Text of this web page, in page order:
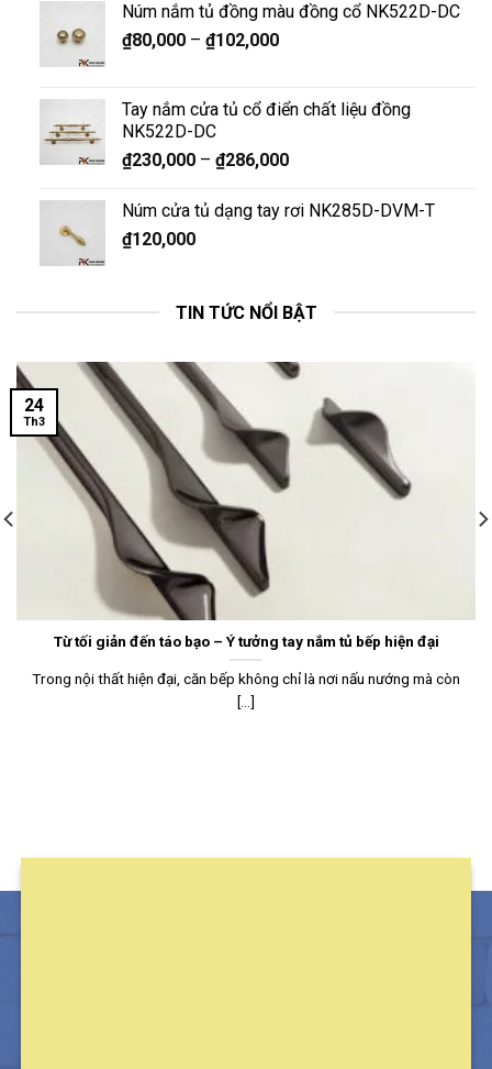
Núm nắm tủ đồng màu đồng cổ NK522D-DC
₫80,000– ₫102,000
Tay nắm cửa tủ cổ điển chất liệu đồng
NK522D-DC
₫230,000– ₫286,000
Núm cửa tủ dạng tay rơi NK285D-DVM-T
₫120,000
TIN TỨC NỔI BẬT
Từ tối giản đến táo bạo – Ý tưởng tay nắm tủ bếp hiện đại
Trong nội thất hiện đại, căn bếp không chỉ là nơi nấu nướng mà còn
[...]
24
Th3